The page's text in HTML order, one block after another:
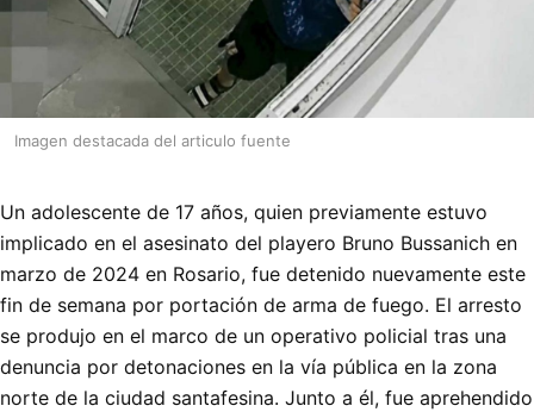
Imagen destacada del articulo fuente
Un adolescente de 17 años, quien previamente estuvo
implicado en el asesinato del playero Bruno Bussanich en
marzo de 2024 en Rosario, fue detenido nuevamente este
fin de semana por portación de arma de fuego. El arresto
se produjo en el marco de un operativo policial tras una
denuncia por detonaciones en la vía pública en la zona
norte de la ciudad santafesina. Junto a él, fue aprehendido